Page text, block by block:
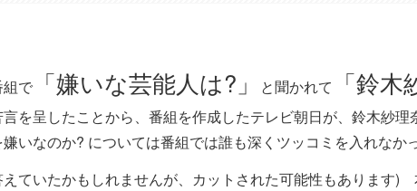
で 「嫌いな芸能人は?」 と聞かれて 「鈴木
を呈したことから、番組を作成したテレビ朝日が、鈴木紗
いなのか? については番組では誰も深くツッコミを入れな
えていたかもしれませんが、カットされた可能性もあります)